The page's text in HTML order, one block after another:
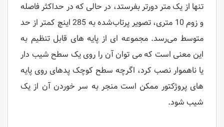
تنها از یک متر دورتر بفرستد، در حالی که در حداکثر فاصله
و زوم 10 متری، تصویر پرتاب‌شده به 285 اینچ کمتر از حد
متوسط ​​می‌رسد. مجموعه ای از پایه های قابل تنظیم به
این معنی است که می توان آن را روی یک سطح شیب دار
یا ناهموار نصب کرد، اگرچه سطح کوچک پدهای روی پایه
های پروژکتور ممکن است منجر به سر خوردن آن از یک
شیب شود.